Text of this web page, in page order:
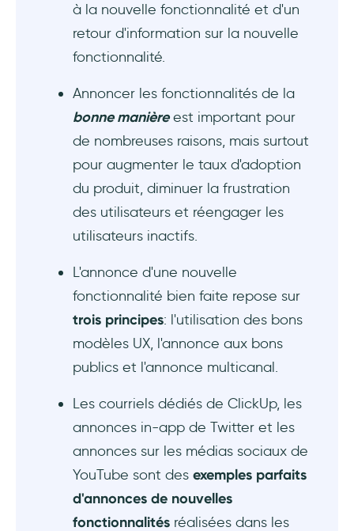
à la nouvelle fonctionnalité et d'un
retour d'information sur la nouvelle
fonctionnalité.
Annoncer les fonctionnalités de la
bonne manièreest important pour
de nombreuses raisons, mais surtout
pour augmenter le taux d'adoption
du produit, diminuer la frustration
des utilisateurs et réengager les
utilisateurs inactifs.
L'annonce d'une nouvelle
fonctionnalité bien faite repose sur
trois principes: l'utilisation des bons
modèles UX, l'annonce aux bons
publics et l'annonce multicanal.
Les courriels dédiés de ClickUp, les
annonces in-app de Twitter et les
annonces sur les médias sociaux de
YouTube sont des exemples parfaits
d'annonces de nouvelles
fonctionnalités réalisées dans les